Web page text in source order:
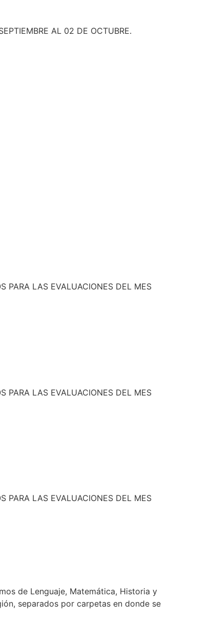
AL 02 DE OCTUBRE.
PARA LAS EVALUACIONES DEL MES
PARA LAS EVALUACIONES DEL MES
PARA LAS EVALUACIONES DEL MES
de Lenguaje, Matemática, Historia y
separados por carpetas en donde se